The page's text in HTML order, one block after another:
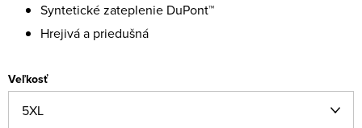
Syntetické zateplenie DuPont™
Hrejivá a priedušná
Veľkosť